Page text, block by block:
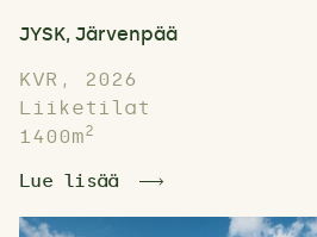
JYSK, Järvenpää
KVR, 2026
Liiketilat
1400m2
Lue lisää